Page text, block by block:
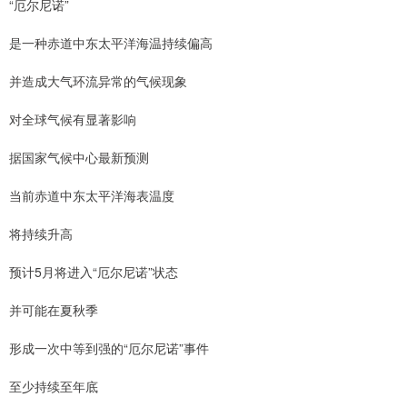
“厄尔尼诺”
是一种赤道中东太平洋海温持续偏高
并造成大气环流异常的气候现象
对全球气候有显著影响
据国家气候中心最新预测
当前赤道中东太平洋海表温度
将持续升高
预计5月将进入“厄尔尼诺”状态
并可能在夏秋季
形成一次中等到强的“厄尔尼诺”事件
至少持续至年底